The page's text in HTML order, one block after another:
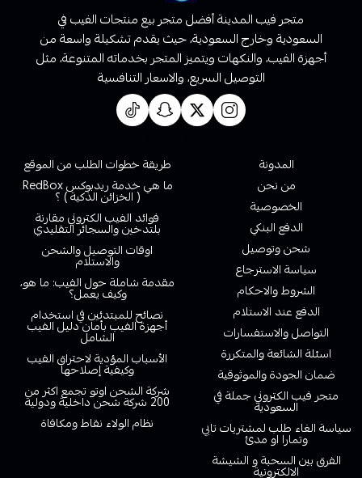
متجر فيب المدينة أفضل متجر بيع منتجات الفيب في
السعودية وخارج السعودية، حيث يقدم تشكيلة واسعة من
أجهزة الفيب، والنكهات ويتميز المتجر بخدماته المتنوعة، مثل
التوصيل السريع، والاسعار التنافسية
المدونة
من نحن
الخصوصية
الدفع البنكي
شحن وتوصيل
سياسة الاسترجاع
الشروط والاحكام
الدفع عند الاستلام
التواصل والاستفسارات
اسئلة الشائعة والمتكررة
ضمان الجودة والموثوقية
متجر فيب الكتروني جملة في
السعودية
سياسة الغاء طلب لمشتريات تابي
وتمارا او مدئ
الفرق بين السحبة و الشيشة
الالكترونية
طريقة خطوات الطلب من الموقع
ما هي خدمة ريدبوكس RedBox
( الخزائن الذكية ) ؟
فوائد الفيب الكتروني مقارنة
بلتدخين والسجائر التقليدي
اوقات التوصيل والشحن
والاستلام
مقدمة شاملة حول الفيب: ما هو،
وكيف يعمل؟
نصائح للمبتدئين في استخدام
أجهزة الفيب بأمان دليل الفيب
الشامل
الأسباب المؤدية لاحتراق الفيب
وكيفية إصلاحها
شركة الشحن اوتو تجمع اكثر من
200 شركة شحن داخلية ودولية
نظام الولاء نقاط ومكافاة